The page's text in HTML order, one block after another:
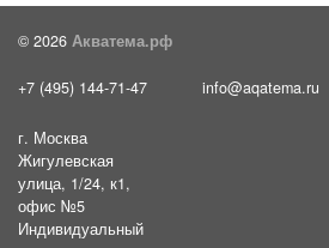
© 2026 Акватема.рф
+7 (495) 144-71-47 info@aqatema.ru
г. Москва
Жигулевская
улица, 1/24, к1,
офис №5
Индивидуальный